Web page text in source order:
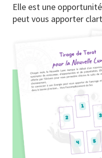
Elle est une
peut vous apporter